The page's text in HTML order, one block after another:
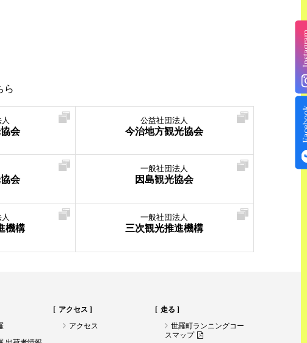
ら
会
公益社団法人
今治地方観光協会
協会
一般社団法人
因島観光協会
機構
一般社団法人
三次観光推進機構
アクセス
アクセス
走る
世羅町ランニングコー
スマップ